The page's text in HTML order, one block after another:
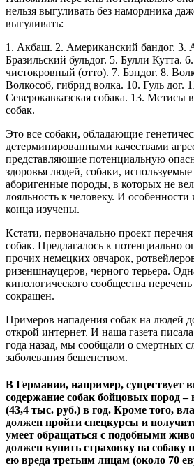
нельзя выгуливать без намордника
выгуливать:
1. Акбаш. 2. Американский бандог. 3.
Бразильский бульдог. 5. Булли Кутта.
чистокровный (отто). 7. Бэндог. 8.
Волкособ, гибрид волка. 10. Гуль дог.
Северокавказская собака. 13. Метисы
собак.
Это все собаки, обладающие
детерминированными качествами
представляющие потенциальную
здоровья людей, собаки,
аборигенные породы, в которых не
лояльность к человеку. И
конца изучены.
Кстати, первоначально проект
собак. Предлагалось к потенциально
прочих немецких овчарок,
ризеншнауцеров, черного терьера.
кинологического сообщества
сокращен.
Примеров нападения собак на людей
открой интернет. И наша газета
года назад, мы сообщали о смертных
заболевания бешенством.
В Германии, например, существует
содержание собак бойцовых пород –
(43,4 тыс. руб.) в год. Кроме того,
должен пройти спецкурсы и
умеет обращаться с подобными
должен купить страховку на собаку
ею вреда третьим лицам (около 70